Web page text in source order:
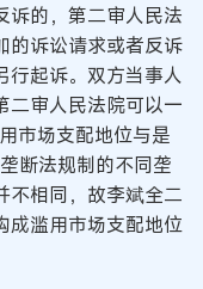
诉的，第二审人民法
的诉讼请求或者反诉
行起诉。双方当事人
二审人民法院可以一
市场支配地位与是
断法规制的不同垄
不相同，故李斌全二
成滥用市场支配地位